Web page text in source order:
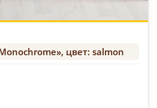
цвет: salmon